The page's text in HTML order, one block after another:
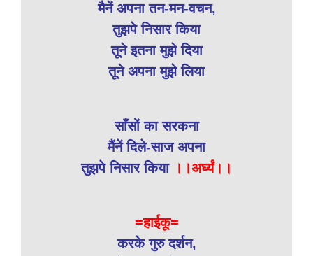
मैनें अपना तन-मन-वचन,
तुझपे निसार किया
तूने इतना मुझे दिया
तूने अपना मुझे लिया
साँसों का सरकना
मैंनें दिले-साज अपना
तुझपे निसार किया ।।अर्घ्यं।।
=हाईकू=
करके गुरु दर्शन,